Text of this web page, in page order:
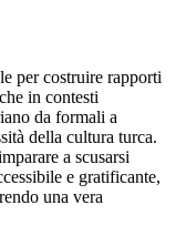
per costruire rapporti
in contesti
da formali a
della cultura turca.
a scusarsi
e gratificante,
una vera